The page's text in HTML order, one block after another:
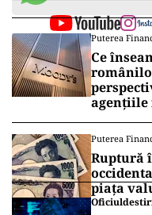
Puterea
Ce
Puterea
Ruptură
piața